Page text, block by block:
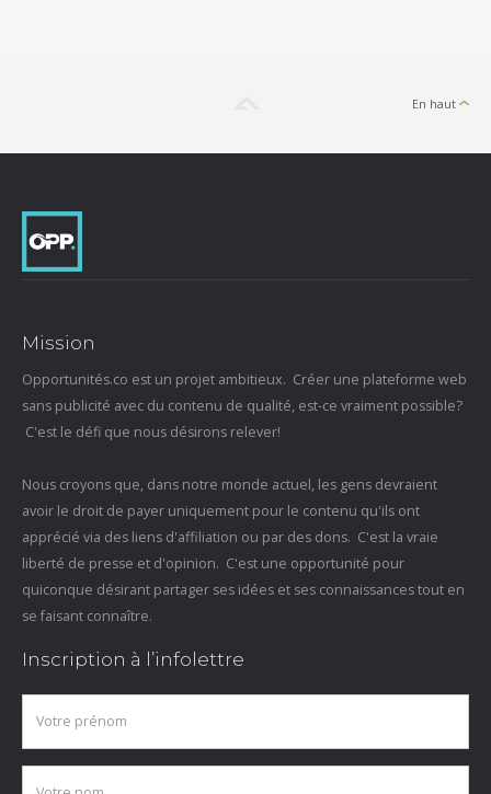
En haut
Mission
Opportunités.co est un projet ambitieux. Créer une plateforme web
sans publicité avec du contenu de qualité, est-ce vraiment possible?
C'est le défi que nous désirons relever!
Nous croyons que, dans notre monde actuel, les gens devraient
avoir le droit de payer uniquement pour le contenu qu'ils ont
apprécié via des liens d'affiliation ou par des dons. C'est la vraie
liberté de presse et d'opinion. C'est une opportunité pour
quiconque désirant partager ses idées et ses connaissances tout en
se faisant connaître.
Inscription à l’infolettre